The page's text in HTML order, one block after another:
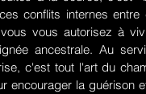
conflits internes
vous autorisez à
ancestrale. Au
c'est tout l'art du
encourager la guérison